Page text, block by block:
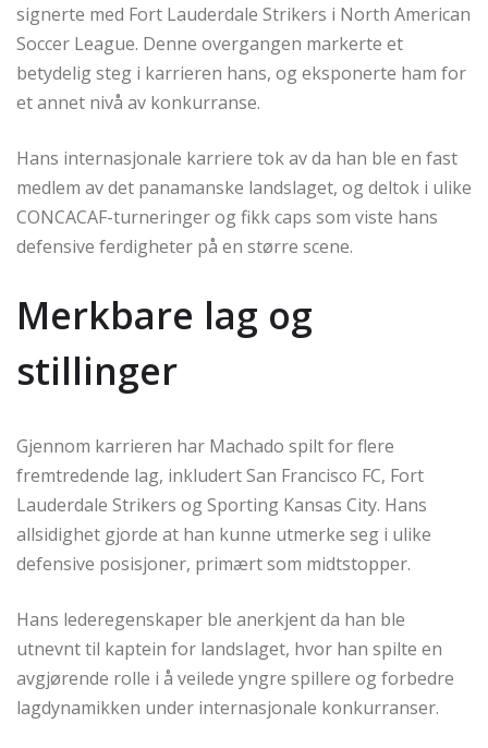
signerte med Fort Lauderdale Strikers i North American
Soccer League. Denne overgangen markerte et
betydelig steg i karrieren hans, og eksponerte ham for
et annet nivå av konkurranse.
Hans internasjonale karriere tok av da han ble en fast
medlem av det panamanske landslaget, og deltok i ulike
CONCACAF-turneringer og fikk caps som viste hans
defensive ferdigheter på en større scene.
Merkbare lag og
stillinger
Gjennom karrieren har Machado spilt for flere
fremtredende lag, inkludert San Francisco FC, Fort
Lauderdale Strikers og Sporting Kansas City. Hans
allsidighet gjorde at han kunne utmerke seg i ulike
defensive posisjoner, primært som midtstopper.
Hans lederegenskaper ble anerkjent da han ble
utnevnt til kaptein for landslaget, hvor han spilte en
avgjørende rolle i å veilede yngre spillere og forbedre
lagdynamikken under internasjonale konkurranser.